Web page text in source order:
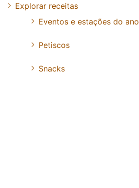
Explorar receitas
Eventos e estações do ano
Petiscos
Snacks